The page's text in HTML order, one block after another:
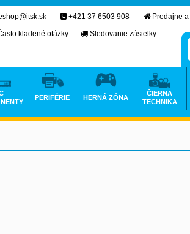
+421 37 6503 908
Predajne
kladené otázky
Sledovanie zásielky
PERIFÉRIE HERNÁ ZÓNA
ČIERNA
TECHNIKA